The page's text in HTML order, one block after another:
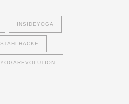
INSIDEYOGA
STAHLHACKE
YOGAREVOLUTION